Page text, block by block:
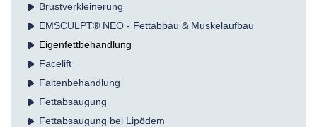
Brustverkleinerung
EMSCULPT® NEO - Fettabbau & Muskelaufbau
Eigenfettbehandlung
Facelift
Falten­behandlung
Fettabsaugung
Fettabsaugung bei Lipödem